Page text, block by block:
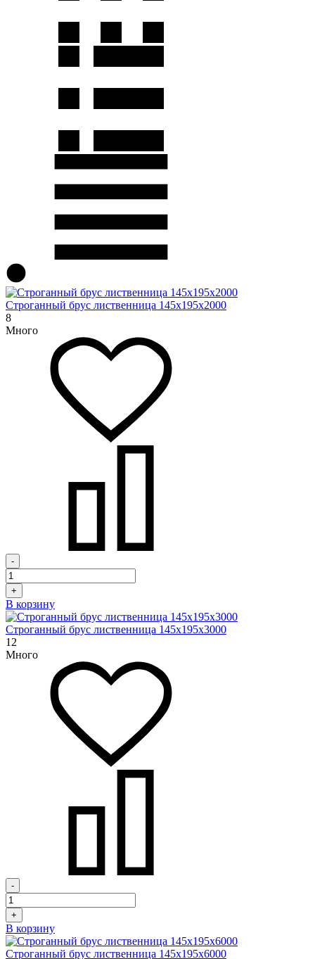
Строганный брус лиственница 145х195х2000
8
Много
-
+
В корзину
Строганный брус лиственница 145х195х3000
12
Много
-
+
В корзину
Строганный брус лиственница 145х195х6000